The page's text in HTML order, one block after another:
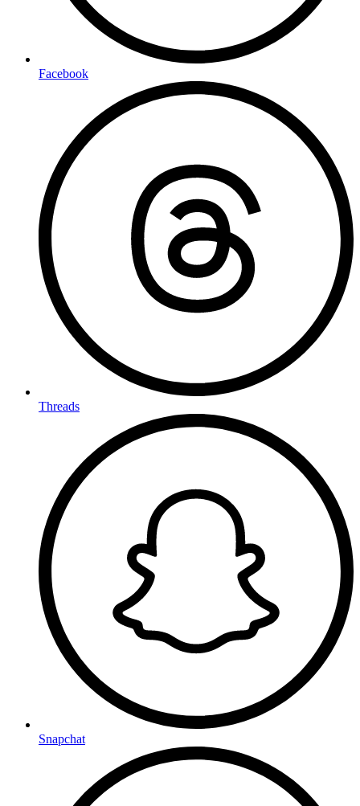
Facebook
Threads
Snapchat